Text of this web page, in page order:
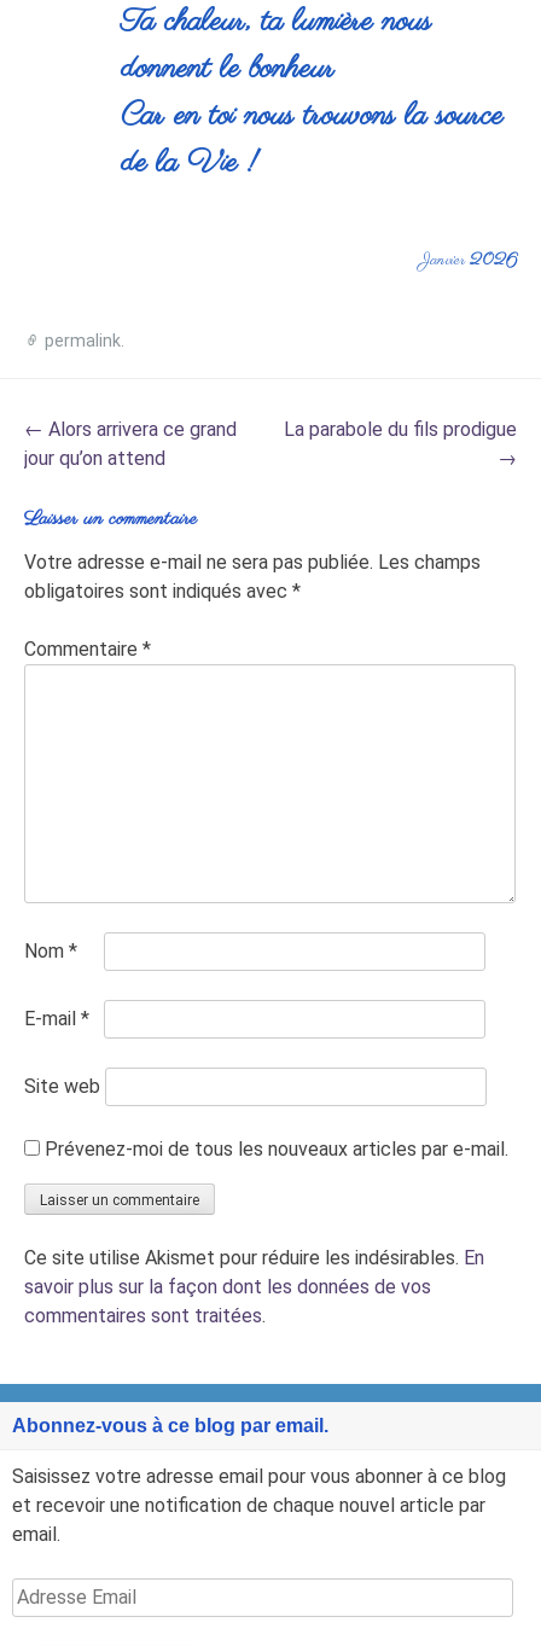
Ta chaleur, ta lumière nous
donnent le bonheur
Car en toi nous trouvons la source
de la Vie !
Janvier2026
permalink
Post
navigation
← Alors arrivera ce grand
jour qu’on attend
La parabole du fils prodigue
→
Laisser un commentaire
Votre adresse e-mail ne sera pas publiée. Les champs
obligatoires sont indiqués avec *
Commentaire *
Nom *
E-mail *
Site web
Prévenez-moi de tous les nouveaux articles par e-mail.
Ce site utilise Akismet pour réduire les indésirables. En
savoir plus sur la façon dont les données de vos
commentaires sont traitées.
Abonnez-vous à ce blog par email.
Saisissez votre adresse email pour vous abonner à ce blog
et recevoir une notification de chaque nouvel article par
email.
Adresse
Email